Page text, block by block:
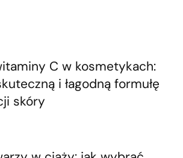
C w kosmetykach:
i łagodną formułę
skóry